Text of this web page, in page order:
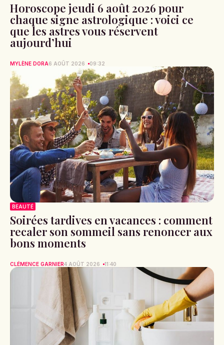
Horoscope jeudi 6 août 2026 pour
chaque signe astrologique : voici ce
que les astres vous réservent
aujourd’hui
MYLÈNE DORA6 AOÛT 2026 09:32
BEAUTÉ
Soirées tardives en vacances : comment
recaler son sommeil sans renoncer aux
bons moments
CLÉMENCE GARNIER4 AOÛT 2026 11:40